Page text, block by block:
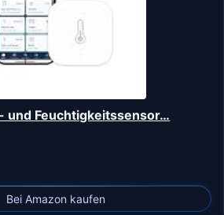
und Feuchtigkeitssensor…
Bei Amazon kaufen